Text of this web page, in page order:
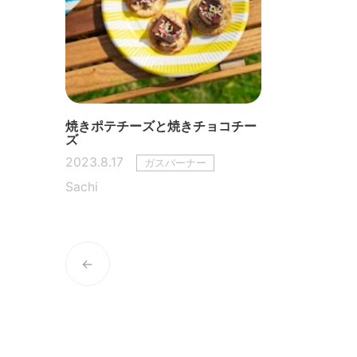
焼きポテチーズと焼きチョコチー
ズ
2023.8.17
ガスバーナー
Sachi
←